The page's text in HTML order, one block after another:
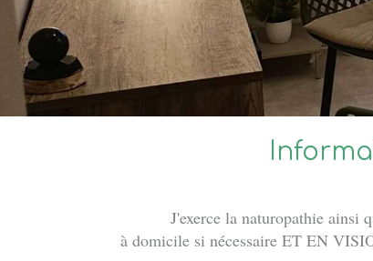
J'exerce la naturopathie ainsi que
à domicile si nécessaire ET EN